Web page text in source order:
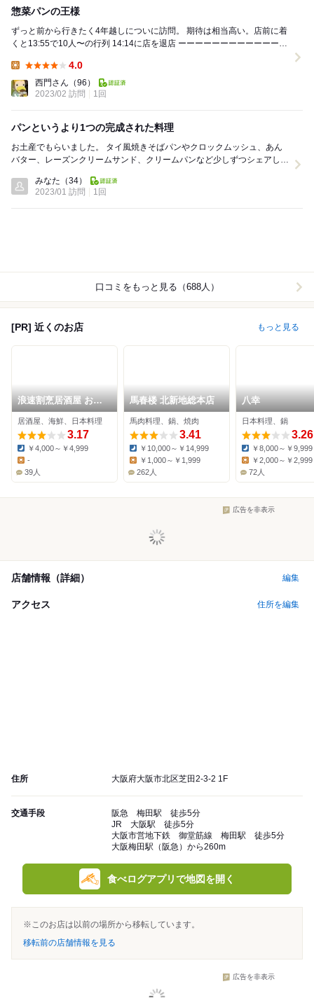
惣菜パンの王様
ずっと前から行きたく4年越しについに訪問。 期待は相当高い。店前に着
くと13:55で10人〜の行列 14:14に店を退店 ーーーーーーーーーーーーー
4.0
西門さん （96）
2023/02 訪問
1回
パンというより1つの完成された料理
お土産でもらいました。 タイ風焼きそばパンやクロックムッシュ、あん
バター、レーズンクリームサンド、クリームパンなど少しずつシェアしま
みなた （34）
2023/01 訪問
1回
口コミをもっと見る（688人）
[PR] 近くのお店 もっと見る
浪速割烹居酒屋 おか
だ
居酒屋、海鮮、日本料理
3.17
Dinner:
￥4,000～￥4,999
Lunch:
-
39人
馬春楼 北新地総本店
馬肉料理、鍋、焼肉
3.41
Dinner:
￥10,000～￥14,999
￥1,000～￥1,999
262人
八幸
日本料理、鍋
3.26
Dinner:
￥8,000～￥9,999
Lunch:
￥2,000～￥2,999
72人
広告を非表示
店舗情報（詳細） 編集
アクセス 住所を編集
住所 大阪府大阪市北区芝田2-3-2 1F
交通手段
阪急 梅田駅 徒歩5分
JR 大阪駅 徒歩5分
大阪市営地下鉄 御堂筋線 梅田駅 徒歩5分
大阪梅田駅（阪急）から260m
食べログアプリで地図を開く
※このお店は以前の場所から移転しています。
移転前の店舗情報を見る
広告を非表示